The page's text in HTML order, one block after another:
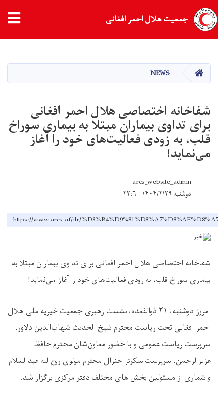
content
جمعیت هلال احمر افغانی
HOME
NEWS
شفاخانه‌ اختصاصى هلال احمر افغانی
برای تداوی بیماران مبتلا به بیماری سوراخ
قلب، به زودی فعالیت‌های خود را آغاز
می‌نماید!
arcs_website_admin
دوشنبه ۱۴۰۴/۲/۲۹ - ۲۲:۶
https://www.arcs.af/dr/
شفاخانه‌ اختصاصى هلال احمر افغانی برای تداوی بیماران مبتلا به
بیماری سوراخ قلب، به زودی فعالیت‌های خود را آغاز می‌نماید!
امروز دوشنبه، ۲۱ ذوالقعده، نشست رهبری جمعیت خیریه ملی هلال
احمر افغانی تحت ریاست محترم شیخ الحدیث شهاب‌الدین دلاور،
سرپرست ریاست عمومی و با حضور معاون‌شان محترم حافظ
عزیزالرحمن، سرپرست سکرتر جنرال محترم مولوی روح‌الله عبدالسلام
و شماری از مسئولین بخش های مختلف دفتر مرکزی برگزار شد.